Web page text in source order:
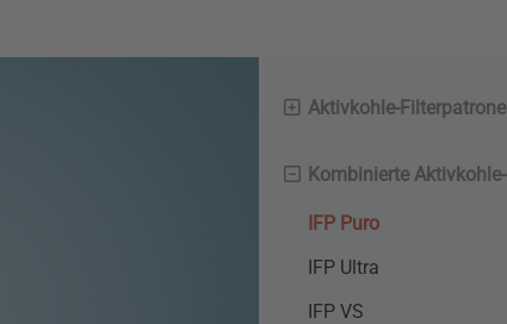
Aktivkohle-
Kombinierte
IFP Puro
IFP Ultra
IFP VS